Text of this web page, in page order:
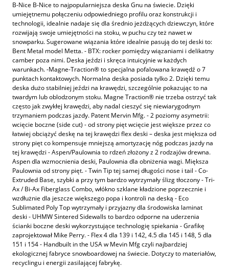
B-Nice B-Nice to najpopularniejsza deska Gnu na świecie. Dzięki
umiejętnemu połączeniu odpowiedniego profilu oraz konstrukcji i
technologii, idealnie nadaje się dla średnio jeżdżących dziewczyn, które
rozwijają swoje umiejętności na stoku, w puchu czy też nawet w
snowparku. Sugerowane wiązania które idealnie pasują do tej deski to:
Bent Metal model Metta. - BTX: rocker pomiędzy wiązaniami i delikatny
camber poza nimi. Deska jeździ i skręca intuicyjnie w każdych
warunkach. -Magne-Traction® to specjalna pofalowana krawędź o 7
punktach kontaktowych. Normalna deska posiada tylko 2. Dzięki temu
deska dużo stabilniej jeździ na krawędzi, szczególnie pokazując to na
twardym lub oblodzonym stoku. Magne Traction® nie trzeba ostrzyć tak
często jak zwykłej krawędzi, aby nadal cieszyć się niewiarygodnym
trzymaniem podczas jazdy. Patent Mervin Mfg. - 2 poziomy asymetrii:
wcięcie boczne (side cut) - od strony pięt wcięcie jest większe przez co
łatwiej obciążyć deskę na tej krawędzi flex deski – deska jest miększa od
strony pięt co kompensuje mniejszą amortyzację nóg podczas jazdy na
tej krawędzi - Aspen/Paulownia to rdzeń złożony z 2 rodzajów drewna.
Aspen dla wzmocnienia deski, Paulownia dla obniżenia wagi. Miększa
Paulownia od strony pięt. - Twin Tip tej samej długości nose i tail - Co-
Extruded Base, szybki a przy tym bardzo wytrzymały ślizg tłoczony - Tri-
Ax / Bi-Ax Fiberglass Combo, włókno szklane kładzione poprzecznie i
wzdłużnie dla jeszcze większego popa i kontroli na deską - Eco
Sublimated Poly Top wytrzymały i przyjazny dla środowiska laminat
deski - UHMW Sintered Sidewalls to bardzo odporne na uderzenia
ścianki boczne deski wykorzystujące technologię spiekania - Grafikę
zaprojektował Mike Perry. - Flex 4 dla 139 i 142, 4.5 dla 145 i 148, 5 dla
151 i 154 - Handbuilt in the USA w Mevin Mfg czyli najbardziej
ekologicznej fabryce snowboardowej na świecie. Dotyczy to materiałów,
recyclingu i energii zasilającej fabrykę.